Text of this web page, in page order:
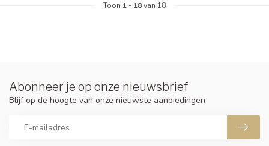
Toon 1 - 18van 18
Abonneer je op onze nieuwsbrief
Blijf op de hoogte van onze nieuwste aanbiedingen